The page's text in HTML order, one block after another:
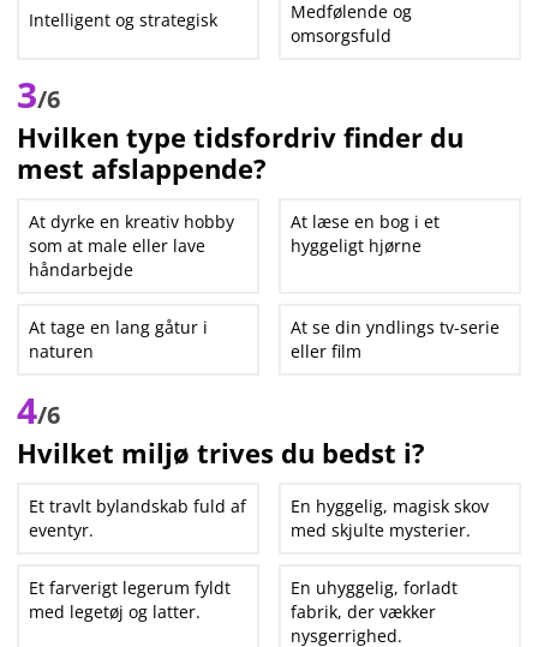
Intelligent og strategisk
Medfølende og
omsorgsfuld
3/6
Hvilken type tidsfordriv finder du
mest afslappende?
At dyrke en kreativ hobby
som at male eller lave
håndarbejde
At læse en bog i et
hyggeligt hjørne
At tage en lang gåtur i
naturen
At se din yndlings tv-serie
eller film
4/6
Hvilket miljø trives du bedst i?
Et travlt bylandskab fuld af
eventyr.
En hyggelig, magisk skov
med skjulte mysterier.
Et farverigt legerum fyldt
med legetøj og latter.
En uhyggelig, forladt
fabrik, der vækker
nysgerrighed.